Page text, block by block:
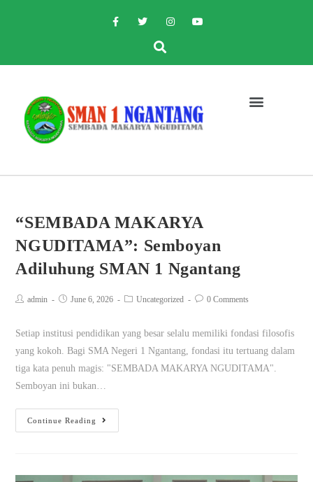
“SEMBADA MAKARYA
NGUDITAMA”: Semboyan
Adiluhung SMAN 1 Ngantang
admin June 6, 2026 Uncategorized 0 Comments
Setiap institusi pendidikan yang besar selalu memiliki fondasi filosofis
yang kokoh. Bagi SMA Negeri 1 Ngantang, fondasi itu tertuang dalam
tiga kata penuh magis: "SEMBADA MAKARYA NGUDITAMA".
Semboyan ini bukan…
Continue Reading